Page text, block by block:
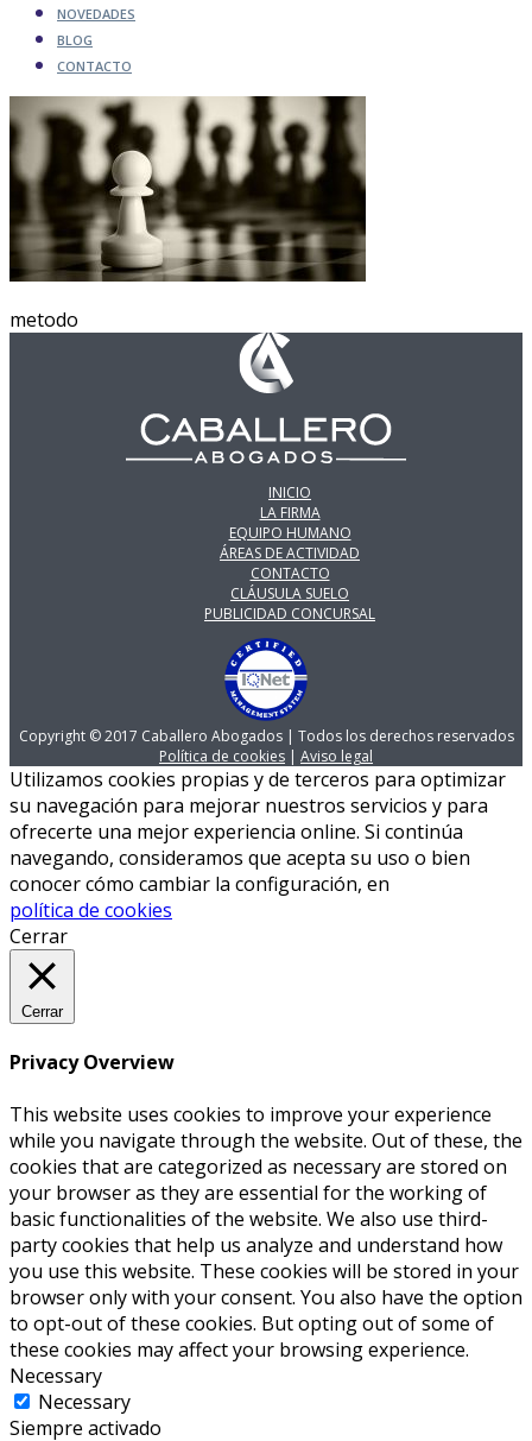
NOVEDADES
BLOG
CONTACTO
metodo
INICIO
LA FIRMA
EQUIPO HUMANO
ÁREAS DE ACTIVIDAD
CONTACTO
CLÁUSULA SUELO
PUBLICIDAD CONCURSAL
Copyright © 2017 Caballero Abogados | Todos los derechos reservados
Política de cookies | Aviso legal
Utilizamos cookies propias y de terceros para optimizar
su navegación para mejorar nuestros servicios y para
ofrecerte una mejor experiencia online. Si continúa
navegando, consideramos que acepta su uso o bien
conocer cómo cambiar la configuración, en
política de cookies
Cerrar
Cerrar
Privacy Overview
This website uses cookies to improve your experience
while you navigate through the website. Out of these, the
cookies that are categorized as necessary are stored on
your browser as they are essential for the working of
basic functionalities of the website. We also use third-
party cookies that help us analyze and understand how
you use this website. These cookies will be stored in your
browser only with your consent. You also have the option
to opt-out of these cookies. But opting out of some of
these cookies may affect your browsing experience.
Necessary
Necessary
Siempre activado